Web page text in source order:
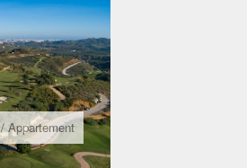
/Appartement